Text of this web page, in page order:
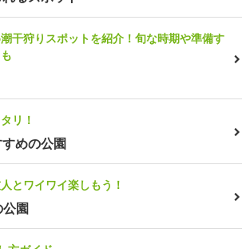
干狩りスポットを紹介！旬な時期や準備す
リ！
めの公園
とワイワイ楽しもう！
公園